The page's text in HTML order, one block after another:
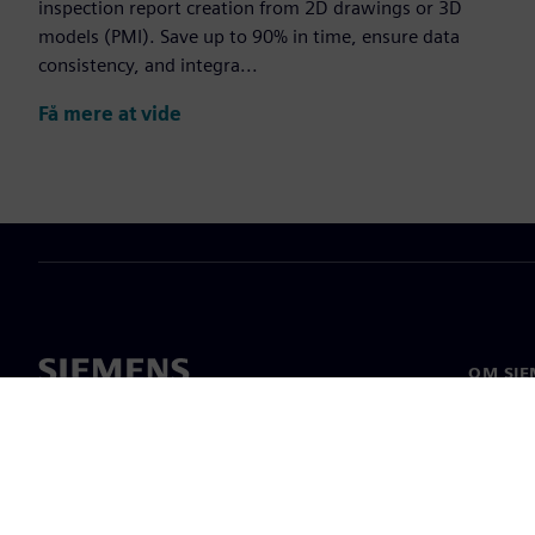
inspection report creation from 2D drawings or 3D
models (PMI). Save up to 90% in time, ensure data
consistency, and integra...
Få mere at vide
OM